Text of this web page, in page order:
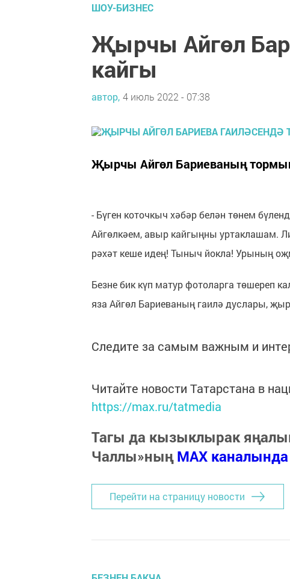
ШОУ-БИЗНЕС
Җырчы Айгөл
кайгы
автор, 4 июль 2022 - 07:38
Җырчы Айгөл Бариеваның
- Бүген коточкыч хәбәр белән төнем
Айгөлкәем, авыр кайгыңны уртаклашам.
рәхәт кеше идең! Тыныч йокла! Урының
Безне бик күп матур фотоларга төшереп
яза Айгөл Бариеваның гаилә дуслары,
Следите за самым важным и
Читайте новости Татарстана в
https://max.ru/tatmedia
Тагы да кызыклырак
Чаллы»ныңMAX каналында
Перейти на страницу новости